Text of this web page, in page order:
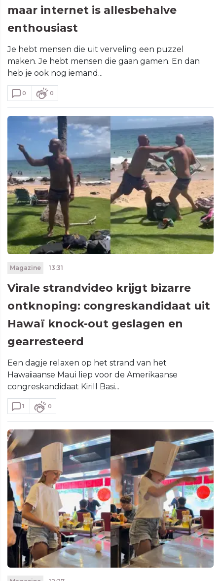
maar internet is allesbehalve
enthousiast
Je hebt mensen die uit verveling een puzzel
maken. Je hebt mensen die gaan gamen. En dan
heb je ook nog iemand...
0 0
Magazine 13:31
Virale strandvideo krijgt bizarre
ontknoping: congreskandidaat uit
Hawaï knock-out geslagen en
gearresteerd
Een dagje relaxen op het strand van het
Hawaiiaanse Maui liep voor de Amerikaanse
congreskandidaat Kirill Basi...
1 0